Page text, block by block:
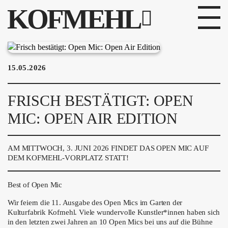
KOFMEHL
PROGRAMM
FABRIKGEFLÜSTER
GALERIE
PHOTOMAT
INFOS
KONTAKT
15.05.2026
FRISCH BESTÄTIGT: OPEN
MIC: OPEN AIR EDITION
AM MITTWOCH, 3. JUNI 2026 FINDET DAS OPEN MIC AUF
DEM KOFMEHL-VORPLATZ STATT!
Best of Open Mic
Wir feiern die 11. Ausgabe des Open Mics im Garten der
Kulturfabrik Kofmehl. Viele wundervolle Kunstler*innen haben sich
in den letzten zwei Jahren an 10 Open Mics bei uns auf die Bühne